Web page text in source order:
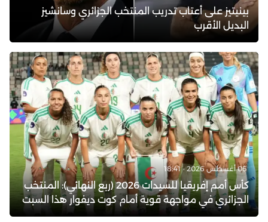
بينيتيز على أعتاب تدريب المنتخب الجزائري وسانشيز
البديل الأقرب
05 أغسطس 2026 - 18:41
كأس أمم إفريقيا للسيدات 2026 (ربع النهائي): المنتخب
الجزائري في مواجهة قوية أمام كوت ديفوار هذا السبت